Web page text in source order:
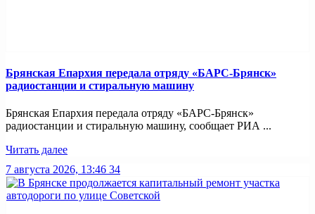
Брянская Епархия передала отряду «БАРС-Брянск»
радиостанции и стиральную машину
Брянская Епархия передала отряду «БАРС-Брянск»
радиостанции и стиральную машину, сообщает РИА ...
Читать далее
7 августа 2026, 13:46 34